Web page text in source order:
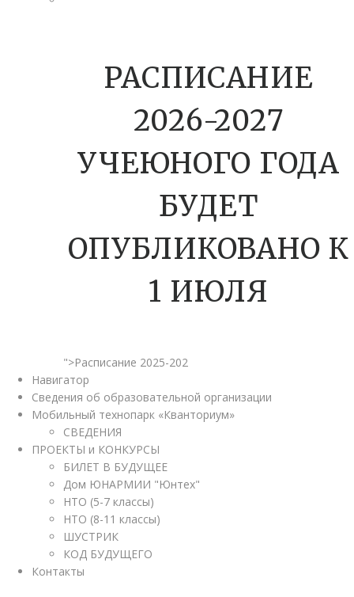
РАСПИСАНИЕ
2026-2027
УЧЕЮНОГО ГОДА
БУДЕТ
ОПУБЛИКОВАНО К
1 ИЮЛЯ
">Расписание 2025-202
Навигатор
Сведения об образовательной организации
Мобильный технопарк «Кванториум»
СВЕДЕНИЯ
ПРОЕКТЫ и КОНКУРСЫ
БИЛЕТ В БУДУЩЕЕ
Дом ЮНАРМИИ "Юнтех"
НТО (5-7 классы)
НТО (8-11 классы)
ШУСТРИК
КОД БУДУЩЕГО
Контакты